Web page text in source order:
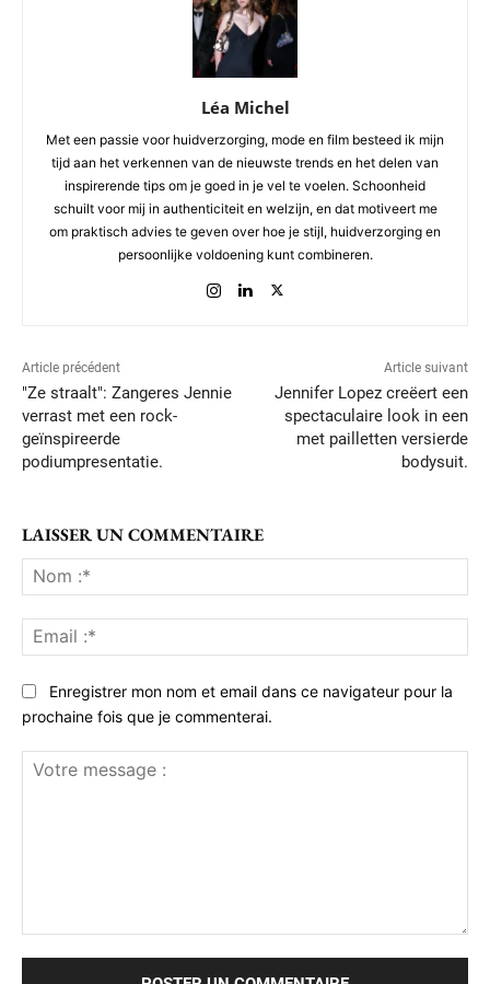
Léa Michel
Met een passie voor huidverzorging, mode en film besteed ik mijn
tijd aan het verkennen van de nieuwste trends en het delen van
inspirerende tips om je goed in je vel te voelen. Schoonheid
schuilt voor mij in authenticiteit en welzijn, en dat motiveert me
om praktisch advies te geven over hoe je stijl, huidverzorging en
persoonlijke voldoening kunt combineren.
Article précédent
"Ze straalt": Zangeres Jennie
verrast met een rock-
geïnspireerde
podiumpresentatie.
Article suivant
Jennifer Lopez creëert een
spectaculaire look in een
met pailletten versierde
bodysuit.
LAISSER UN COMMENTAIRE
:*
:*
Enregistrer mon nom et email dans ce navigateur pour la
prochaine fois que je commenterai.